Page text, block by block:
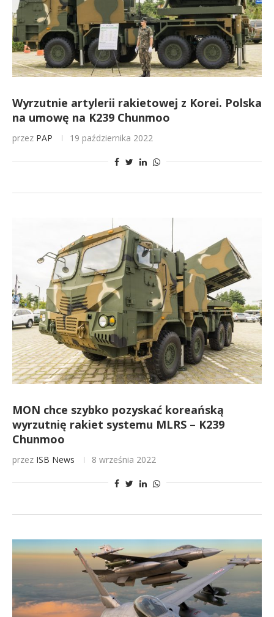
Wyrzutnie artylerii rakietowej z Korei. Polska
na umowę na K239 Chunmoo
przez PAP 19 października 2022
MON chce szybko pozyskać koreańską
wyrzutnię rakiet systemu MLRS – K239
Chunmoo
przez ISB News 8 września 2022